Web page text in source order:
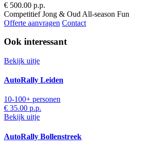
€ 500.00 p.p.
CompetitiefJong & Oud All-season Fun
Offerte aanvragen Contact
Ook interessant
Bekijk uitje
AutoRally Leiden
10-100+ personen
€ 35.00 p.p.
Bekijk uitje
AutoRally Bollenstreek